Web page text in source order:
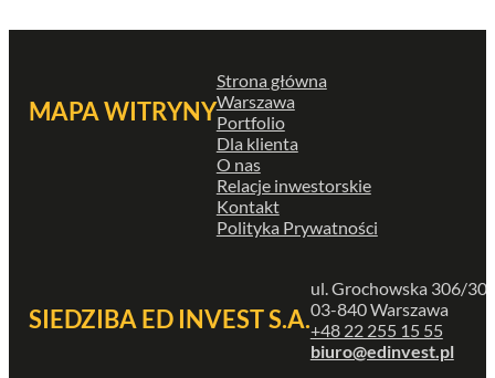
MAPA WITRYNY
Strona główna
Warszawa
Portfolio
Dla klienta
O nas
Relacje inwestorskie
Kontakt
Polityka Prywatności
SIEDZIBA ED INVEST S.A.
ul. Grochowska 306/
03-840 Warszawa
+48 22 255 15 55
biuro@edinvest.pl